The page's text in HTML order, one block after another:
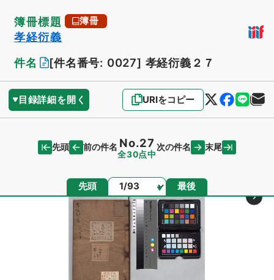
簿冊標題 簿冊
孝経衍義
件名
[件名番号: 0027] 孝経衍義２７
目録詳細を開く URIをコピー
先頭 前の件名 No.27
全30点中
次の件名 末尾
先頭 ページ 最後